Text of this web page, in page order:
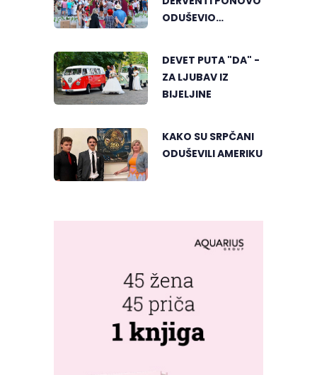
ODUŠEVIO
DEVET PUTA "DA" -
ZA LJUBAV IZ
BIJELJINE
KAKO SU SRPČANI
ODUŠEVILI AMERIKU